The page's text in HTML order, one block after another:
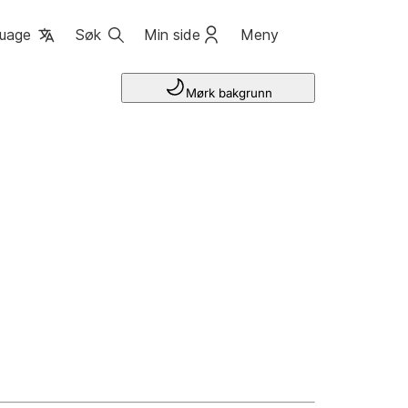
Søk Min side Meny
Mørk bakgrunn